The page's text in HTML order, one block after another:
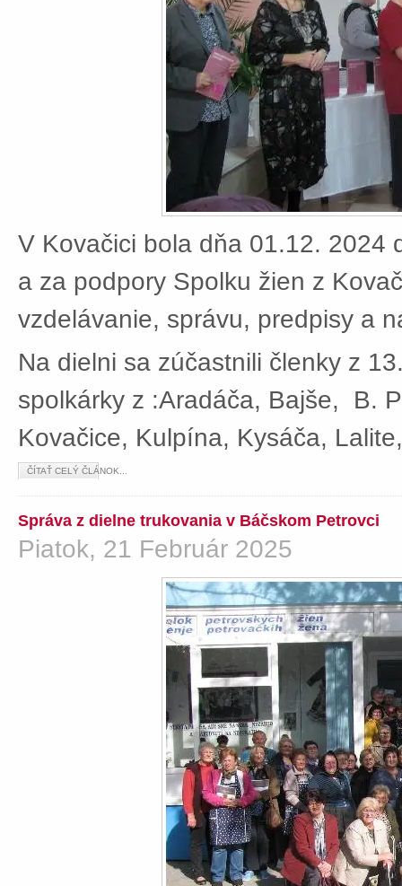
V Kovačici bola dňa 01.12. 2024
a za podpory Spolku žien z
vzdelávanie, správu, predpisy a
Na dielni sa zúčastnili členky z
spolkárky z :Aradáča, Bajše, B.
Kovačice, Kulpína, Kysáča,
ČÍTAŤ CELÝ ČLÁNOK...
Správa z dielne trukovania v Báčskom Petrovci
Piatok, 21 Február 2025